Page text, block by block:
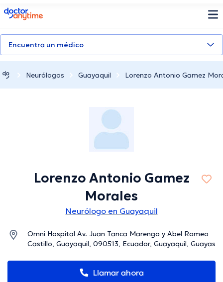
doctoranytime
Encuentra un médico
Neurólogos Guayaquil Lorenzo Antonio Gamez
Lorenzo Antonio Gamez
Morales
Neurólogo en Guayaquil
Omni Hospital Av. Juan Tanca Marengo y Abel Romeo
Castillo, Guayaquil, 090513, Ecuador, Guayaquil, Guayas
Llamar ahora